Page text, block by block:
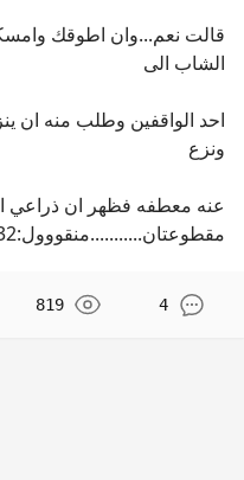
قالت نعم...وان اطوقك
الشاب الى
احد الواقفين وطلب منه ان
ونزع
عنه معطفه فظهر ان ذراعي
مقطوعتان...........منقووول:32: :23: :o
4
819